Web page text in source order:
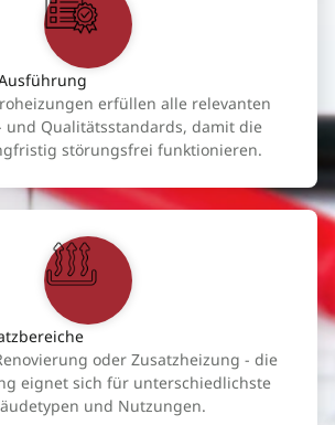
erfüllen alle relevanten
und Qualitätsstandards, damit die
störungsfrei funktionieren.
oder Zusatzheizung - die
eignet sich für unterschiedlichste
und Nutzungen.